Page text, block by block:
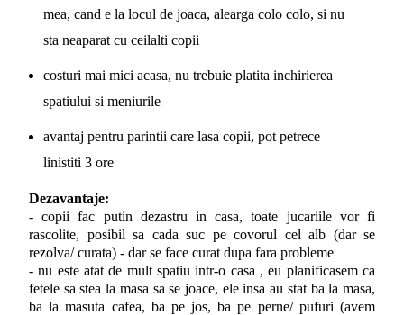
mea, cand e la locul de joaca, alearga colo colo, si nu
sta neaparat cu ceilalti copii
costuri mai mici acasa, nu trebuie platita inchirierea
spatiului si meniurile
avantaj pentru parintii care lasa copii, pot petrece
linistiti 3 ore
Dezavantaje:
- copii fac putin dezastru in casa, toate jucariile vor fi
rascolite, posibil sa cada suc pe covorul cel alb (dar se
rezolva/ curata) - dar se face curat dupa fara probleme
- nu este atat de mult spatiu intr-o casa , eu planificasem ca
fetele sa stea la masa sa se joace, ele insa au stat ba la masa,
ba la masuta cafea, ba pe jos, ba pe perne/ pufuri (avem